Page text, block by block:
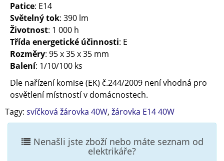
Patice: E14
Světelný tok: 390 lm
Životnost: 1 000 h
Třída energetické účinnosti: E
Rozměry: 95 x 35 x 35 mm
Balení: 1/10/100 ks
Dle nařízení komise (EK) č.244/2009 není vhodná pro
osvětlení místností v domácnostech.
Tagy: svíčková žárovka 40W, žárovka E14 40W
Nenašli jste zboží nebo máte seznam od
elektrikáře?